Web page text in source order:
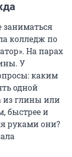
заниматься
колледж по
На парах
У
каким
одной
из глины или
быстрее и
руками они?